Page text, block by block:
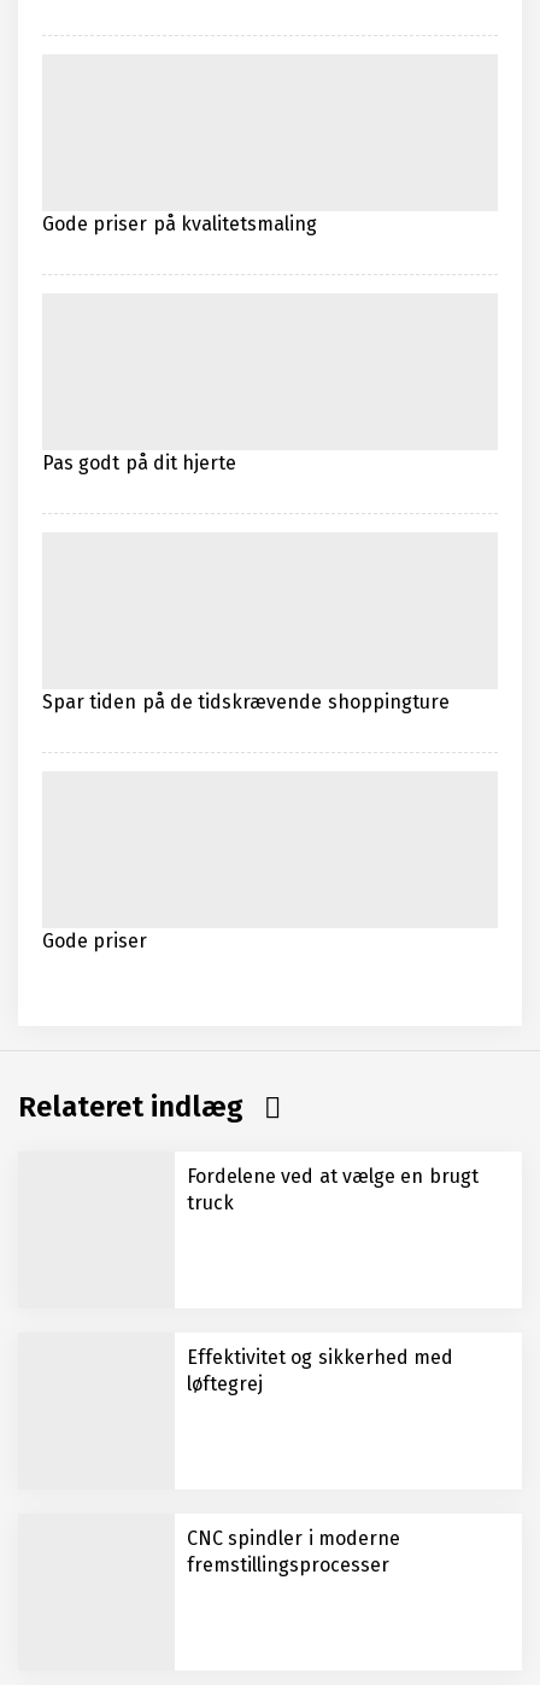
Gode priser på kvalitetsmaling
Pas godt på dit hjerte
Spar tiden på de tidskrævende shoppingture
Gode priser
Relateret indlæg
Fordelene ved at vælge en brugt
truck
Effektivitet og sikkerhed med
løftegrej
CNC spindler i moderne
fremstillingsprocesser